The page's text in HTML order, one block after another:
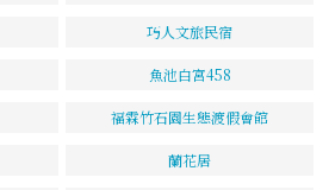
巧人文旅民宿
魚池白宮458
福霖竹石園生態渡假會館
蘭花居